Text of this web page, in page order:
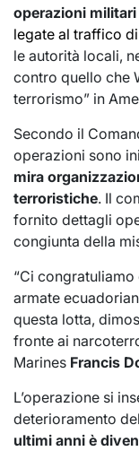
operazioni
legate al traffico
le autorità locali,
contro quello che
terrorismo” in
Secondo il
operazioni sono
mira
terroristiche. Il
fornito dettagli
congiunta della
“Ci
armate
questa lotta,
fronte ai
Marines Francis
L’operazione si
deterioramento
ultimi anni è